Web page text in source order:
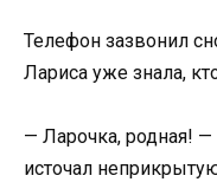
Телефон зазвонил
Лариса уже знала,
— Ларочка, родная!
источал